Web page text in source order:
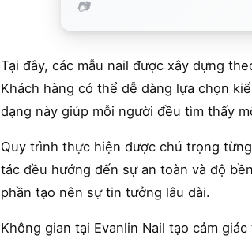
Tại đây, các mẫu nail được xây dựng
Khách hàng có thể dễ dàng lựa chọn
dạng này giúp mỗi người đều tìm thấy
Quy trình thực hiện được chú trọng
tác đều hướng đến sự an toàn và độ
phần tạo nên sự tin tưởng lâu dài.
Không gian tại Evanlin Nail tạo cảm